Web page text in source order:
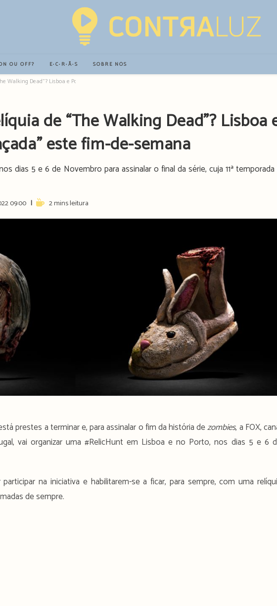
OU OFF? E∙C∙R∙Ã∙S SOBRE NÓS
Walking Dead”? Lisboa e Porto recebem “caçada” este fim-de-semana
de “The Walking Dead”? Lisboa
este fim-de-semana
dias 5 e 6 de Novembro para assinalar o final da série, cuja 11ª
09:00
Reading2 mins leitura
prestes a terminar e, para assinalar o fim da história dezombies, a FOX,
vai organizar uma #RelicHunt em Lisboa e no Porto, nos dias 5 e 6
na iniciativa e habilitarem-se a ficar, para sempre, com uma
de sempre.